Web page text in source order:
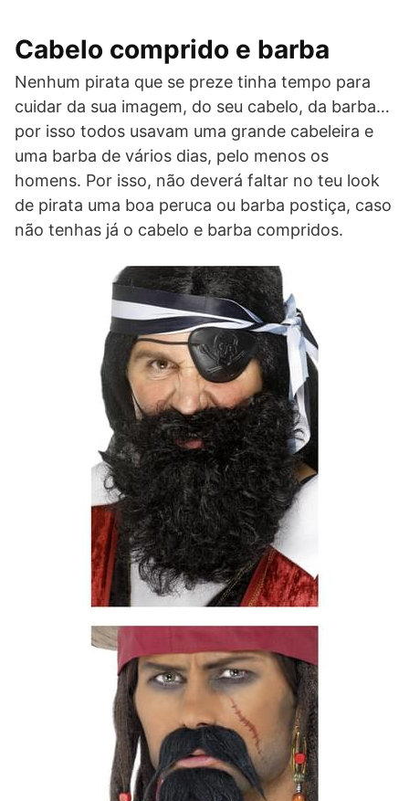
Cabelo comprido e barba
Nenhum pirata que se preze tinha tempo para
cuidar da sua imagem, do seu cabelo, da barba…
por isso todos usavam uma grande cabeleira e
uma barba de vários dias, pelo menos os
homens. Por isso, não deverá faltar no teu look
de pirata uma boa peruca ou barba postiça, caso
não tenhas já o cabelo e barba compridos.